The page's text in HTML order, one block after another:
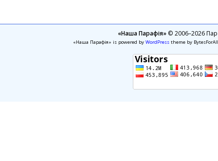
«Наша Парафія»© 2006–2026
«Наша Парафія» is powered by WordPresstheme by